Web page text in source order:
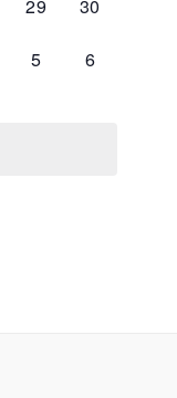
29 30
0
5
0
6